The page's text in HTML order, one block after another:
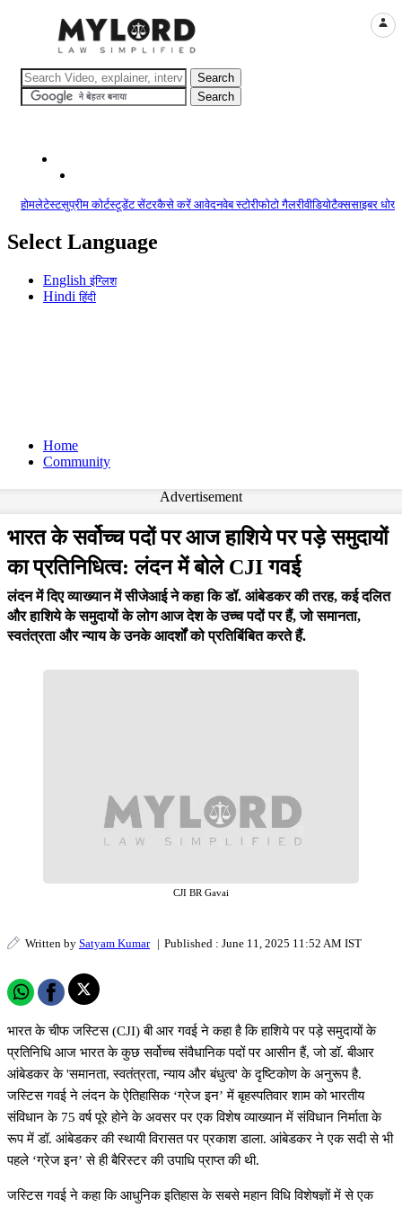
होमलेटेस्टसुप्रीम कोर्टस्टूडेंट सेंटरकैसे करें आवेदनवेब स्टोरीफोटो गैलरीवीडियोटैक्ससाइबर
Select Language
Englishइंग्लिश
Hindiहिंदी
Home
Community
Advertisement
भारत के सर्वोच्च पदों पर आज हाशिये पर पड़े समुदायों
का प्रतिनिधित्व: लंदन में बोले CJI गवई
लंदन में दिए व्याख्यान में सीजेआई ने कहा कि डॉ. आंबेडकर की तरह, कई दलित
और हाशिये के समुदायों के लोग आज देश के उच्च पदों पर हैं, जो समानता,
स्वतंत्रता और न्याय के उनके आदर्शों को प्रतिबिंबित करते हैं.
CJI BR Gavai
Written by Satyam Kumar | Published : June 11, 2025 11:52 AM IST
भारत के चीफ जस्टिस (CJI) बी आर गवई ने कहा है कि हाशिये पर पड़े समुदायों के
प्रतिनिधि आज भारत के कुछ सर्वोच्च संवैधानिक पदों पर आसीन हैं, जो डॉ. बीआर
आंबेडकर के 'समानता, स्वतंत्रता, न्याय और बंधुत्व' के दृष्टिकोण के अनुरूप है.
जस्टिस गवई ने लंदन के ऐतिहासिक ‘ग्रेज इन’ में बृहस्पतिवार शाम को भारतीय
संविधान के 75 वर्ष पूरे होने के अवसर पर एक विशेष व्याख्यान में संविधान निर्माता के
रूप में डॉ. आंबेडकर की स्थायी विरासत पर प्रकाश डाला. आंबेडकर ने एक सदी से भी
पहले ‘ग्रेज इन’ से ही बैरिस्टर की उपाधि प्राप्त की थी.
जस्टिस गवई ने कहा कि आधुनिक इतिहास के सबसे महान विधि विशेषज्ञों में से एक